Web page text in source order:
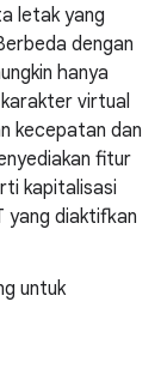
letak yang
dengan
hanya
virtual
kecepatan dan
fitur
kapitalisasi
yang diaktifkan
untuk